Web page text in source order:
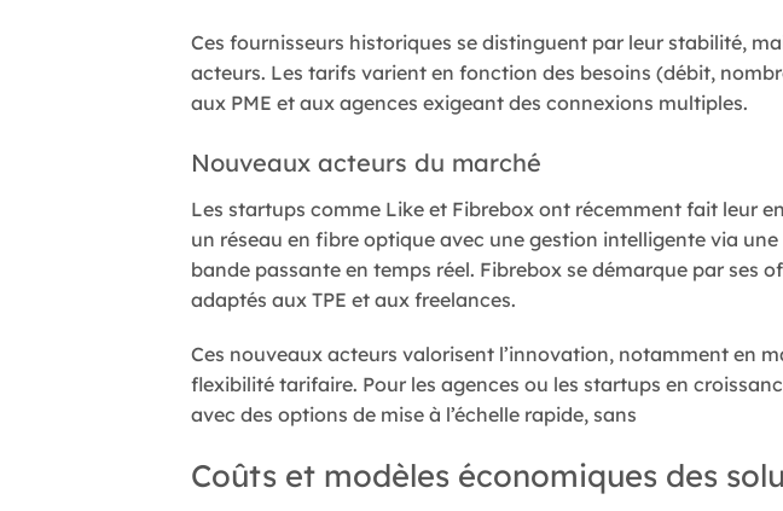
Ces fournisseurs historiques se distinguent par leur stabilité,
acteurs. Les tarifs varient en fonction des besoins (débit,
aux PME et aux agences exigeant des connexions multiples.
Nouveaux acteurs du marché
Les startups comme Like et Fibrebox ont récemment fait leur
un réseau en fibre optique avec une gestion intelligente via
bande passante en temps réel. Fibrebox se démarque par ses
adaptés aux TPE et aux freelances.
Ces nouveaux acteurs valorisent l’innovation, notamment en
flexibilité tarifaire. Pour les agences ou les startups en
avec des options de mise à l’échelle rapide, sans
Coûts et modèles économiques des